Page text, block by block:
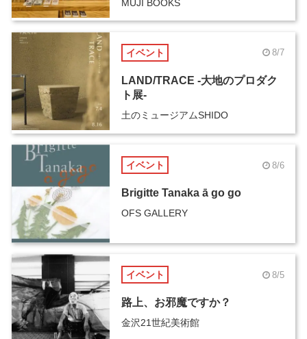
MUJI BOOKS
イベント 8/7
LAND/TRACE -大地のプロダク
ト展-
土のミュージアムSHIDO
イベント 8/6
Brigitte Tanaka ā go go
OFS GALLERY
イベント 8/5
路上、お邪魔ですか？
金沢21世紀美術館